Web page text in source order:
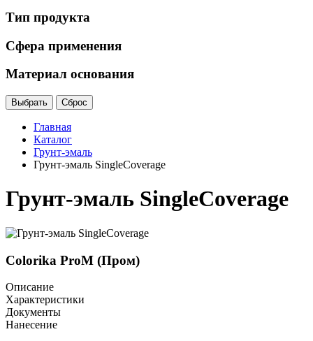
Тип продукта
Сфера применения
Материал основания
Главная
Каталог
Грунт-эмаль
Грунт-эмаль SingleCoverage
Грунт-эмаль SingleCoverage
Colorika ProM (Пром)
Описание
Характеристики
Документы
Нанесение